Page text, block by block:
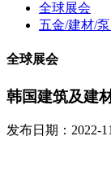
全球展会
五金/建材/
全球展会
韩国建筑及建
发布日期：2022-